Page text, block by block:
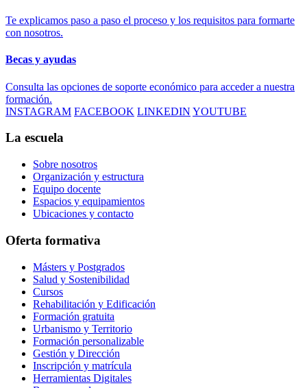
Te explicamos paso a paso el proceso y los requisitos para formarte
con nosotros.
Becas y ayudas
Consulta las opciones de soporte económico para acceder a nuestra
formación.
INSTAGRAM FACEBOOK LINKEDIN YOUTUBE
La escuela
Sobre nosotros
Organización y estructura
Equipo docente
Espacios y equipamientos
Ubicaciones y contacto
Oferta formativa
Másters y Postgrados
Salud y Sostenibilidad
Cursos
Rehabilitación y Edificación
Formación gratuita
Urbanismo y Territorio
Formación personalizable
Gestión y Dirección
Inscripción y matrícula
Herramientas Digitales